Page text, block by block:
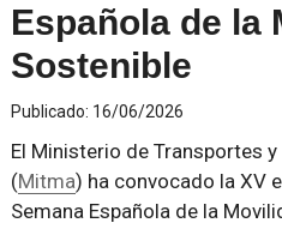
Española de la
Sostenible
Publicado: 16/06/2026
El Ministerio de Transportes
(Mitma) ha convocado la XV
Semana Española de la